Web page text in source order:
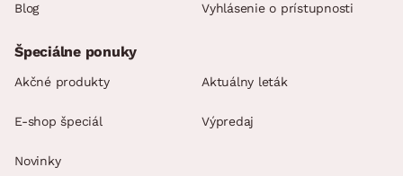
Blog Vyhlásenie o prístupnosti
Špeciálne ponuky
Akčné produkty Aktuálny leták
E-shop špeciál Výpredaj
Novinky